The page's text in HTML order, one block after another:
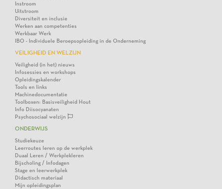
Instroom
Uitstroom
Diversiteit en inclusie
Werken aan competenties
Werkbaar Werk
IBO - Individuele Beroepsopleiding in de Onderneming
VEILIGHEID EN WELZIJN
Veiligheid (in het) nieuws
Infosessies en workshops
Opleidingskalender
Tools en links
Machinedocumentatie
Toolboxen: Basisveiligheid Hout
Info Diisocyanaten
Psychosociaal welzijn
ONDERWIJS
Studiekeuze
Leerroutes leren op de werkplek
Duaal Leren / Werkplekleren
Bijscholing / Infodagen
Stage en leerwerkplek
Didactisch materiaal
Mijn opleidingsplan